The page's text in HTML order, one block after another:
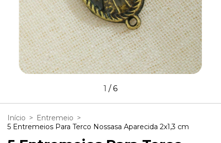
1 /6
Início > Entremeio >
5 Entremeios Para Terco Nossasa Aparecida 2x1,3 cm